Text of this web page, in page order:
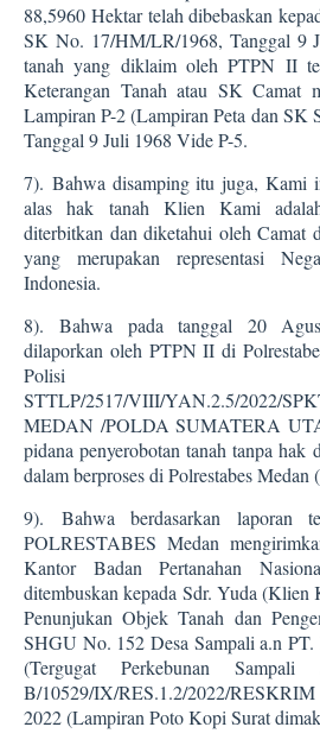
88,5960 Hektar telah dibebaskan
SK No. 17/HM/LR/1968, Tanggal 9
tanah yang diklaim oleh PTPN II
Keterangan Tanah atau SK Camat
Lampiran P-2 (Lampiran Peta dan
Tanggal 9 Juli 1968 Vide P-5.
7). Bahwa disamping itu juga, Kami
alas hak tanah Klien Kami
diterbitkan dan diketahui oleh Camat
yang merupakan representasi
Indonesia.
8).
Bahwa pada tanggal 20
dilaporkan oleh PTPN II di
Polisi
STTLP/2517/VIII/YAN.2.5/2022/
MEDAN /POLDA SUMATERA
pidana penyerobotan tanah tanpa hak
dalam berproses di Polrestabes
9).
Bahwa berdasarkan laporan
POLRESTABES Medan
Kantor Badan Pertanahan
ditembuskan kepada Sdr. Yuda (Klien
Penunjukan Objek Tanah dan
SHGU No. 152 Desa Sampali a.n PT.
(Tergugat Perkebunan
B/10529/IX/RES.1.2/2022/
2022 (Lampiran Poto Kopi Surat